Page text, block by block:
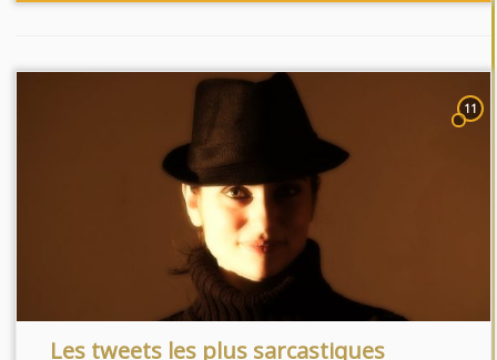
11
Les tweets les plus sarcastiques